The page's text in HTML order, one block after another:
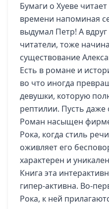
Бумаги о Хуеве
времени напоминая
выдумал Петр! А
читатели, тоже
существование
Есть в романе и
во что иногда
девушки, которую
рептилии. Пусть даже
Роман насыщен
Рока, когда стиль
оживляет его
характерен и
Книга эта
гипер-активна. Во-
Рока, к ней